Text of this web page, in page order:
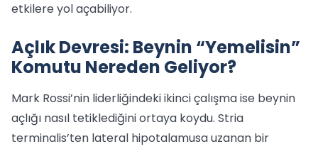
etkilere yol açabiliyor.
Açlık Devresi: Beynin “Yemelisin”
Komutu Nereden Geliyor?
Mark Rossi’nin liderliğindeki ikinci çalışma ise beynin
açlığı nasıl tetiklediğini ortaya koydu. Stria
terminalis’ten lateral hipotalamusa uzanan bir